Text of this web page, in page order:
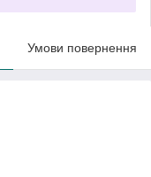
Умови повернення